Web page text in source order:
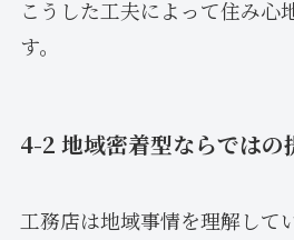
こうした工夫によって住み心
す。
4-2 地域密着型ならではの
工務店は地域事情を理解して